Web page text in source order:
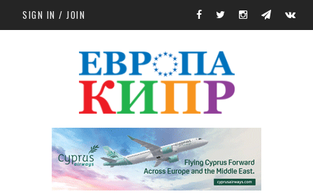
Skip to main content
SIGN IN / JOIN